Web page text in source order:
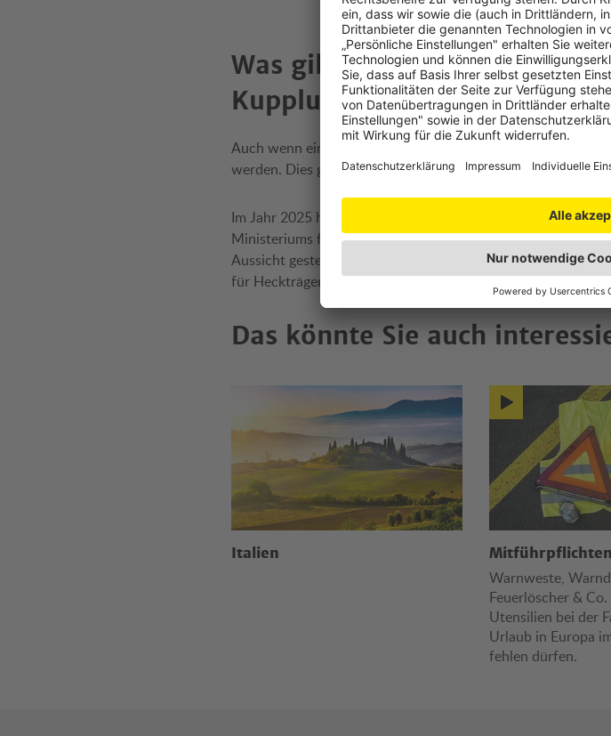
Was gilt wenn der
Kupplung befestigt ist?
Auch wenn ein Heckträger auf einer Anhängerkupplung
werden. Dies gilt auch bei Heckträgern mit eigenem
Im Jahr 2025 hat eine Gesetzesänderung für Verwirrung
Ministeriums für Infrastruktur und Verkehr Erleichterungen
Aussicht gestellt hat. Jedoch wurde nach einem Widerruf
für Heckträger, die auf der Anhängerkupplung angebracht
Das könnte Sie auch
Italien
Warnweste,
Feuerlöscher &
Utensilien bei der
Urlaub in Europa
fehlen dürfen.